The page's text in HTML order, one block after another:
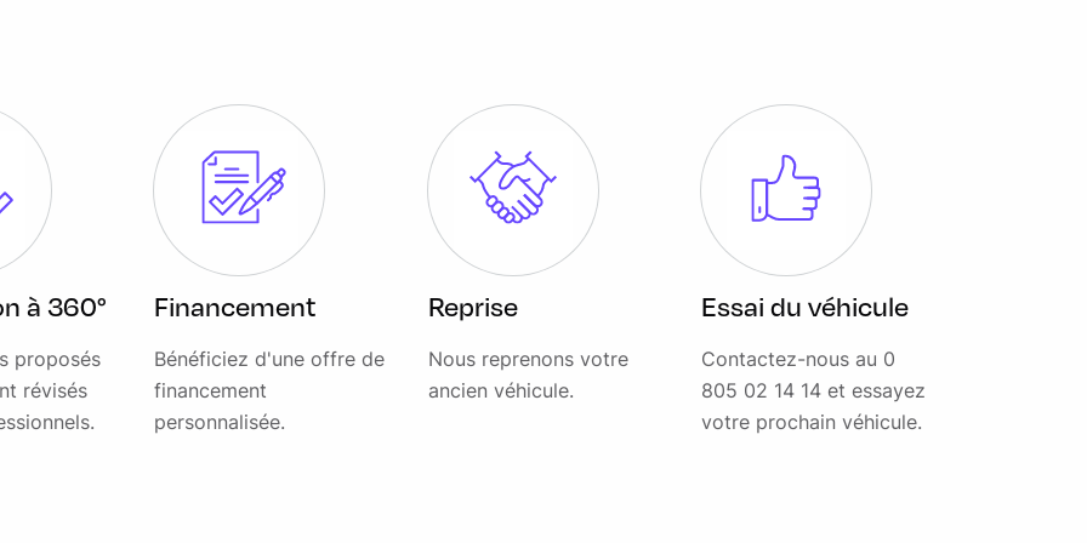
2 ports USB, alerte contresens,
à 360°
proposés
révisés
Financement
Bénéficiez d'une offre de
financement
personnalisée.
Reprise
Nous reprenons votre
ancien véhicule.
Essai du véhicule
Contactez-nous au 0
805 02 14 14 et essayez
votre prochain véhicule.